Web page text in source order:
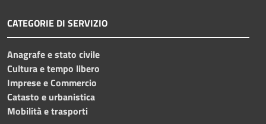
CATEGORIE DI SERVIZIO
Anagrafe e stato civile
Cultura e tempo libero
Imprese e Commercio
Catasto e urbanistica
Mobilità e trasporti